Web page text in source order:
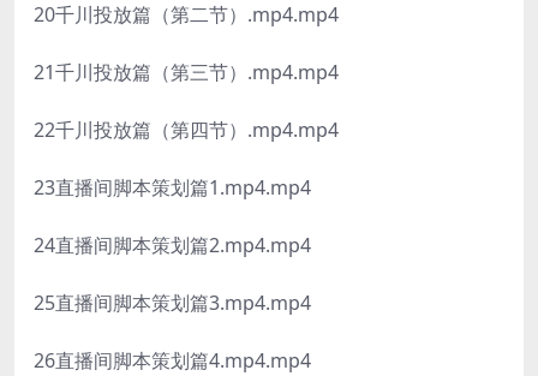
20千川投放篇（第二节）.mp4.mp4
21千川投放篇（第三节）.mp4.mp4
22千川投放篇（第四节）.mp4.mp4
23直播间脚本策划篇1.mp4.mp4
24直播间脚本策划篇2.mp4.mp4
25直播间脚本策划篇3.mp4.mp4
26直播间脚本策划篇4.mp4.mp4